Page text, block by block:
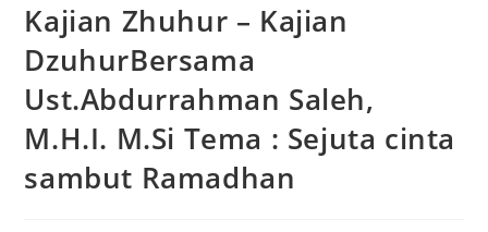
Kajian Zhuhur – Kajian
DzuhurBersama
Ust.Abdurrahman Saleh,
M.H.I. M.Si Tema : Sejuta cinta
sambut Ramadhan